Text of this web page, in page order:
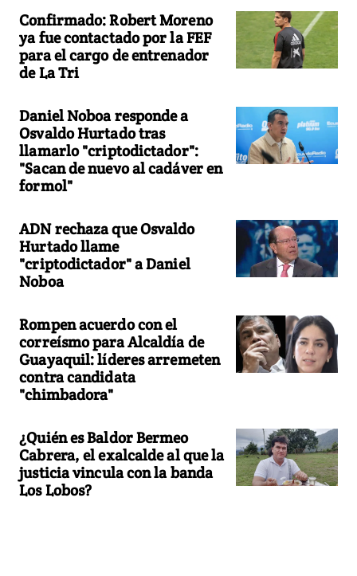
Confirmado: Robert Moreno
ya fue contactado por la FEF
para el cargo de entrenador
de La Tri
Daniel Noboa responde a
Osvaldo Hurtado tras
llamarlo "criptodictador":
"Sacan de nuevo al cadáver en
formol"
ADN rechaza que Osvaldo
Hurtado llame
"criptodictador" a Daniel
Noboa
Rompen acuerdo con el
correísmo para Alcaldía de
Guayaquil: líderes arremeten
contra candidata
"chimbadora"
¿Quién es Baldor Bermeo
Cabrera, el exalcalde al que la
justicia vincula con la banda
Los Lobos?